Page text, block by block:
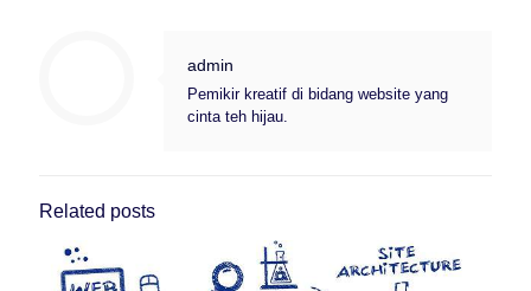
admin
Pemikir kreatif di bidang website yang
cinta teh hijau.
Related posts